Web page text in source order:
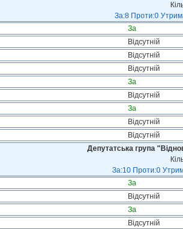
За:8 Проти:0
За
Відсутній
Відсутній
Відсутній
За
Відсутній
За
Відсутній
Відсутній
Депутатська група
За:10 Проти:0
За
Відсутній
За
Відсутній